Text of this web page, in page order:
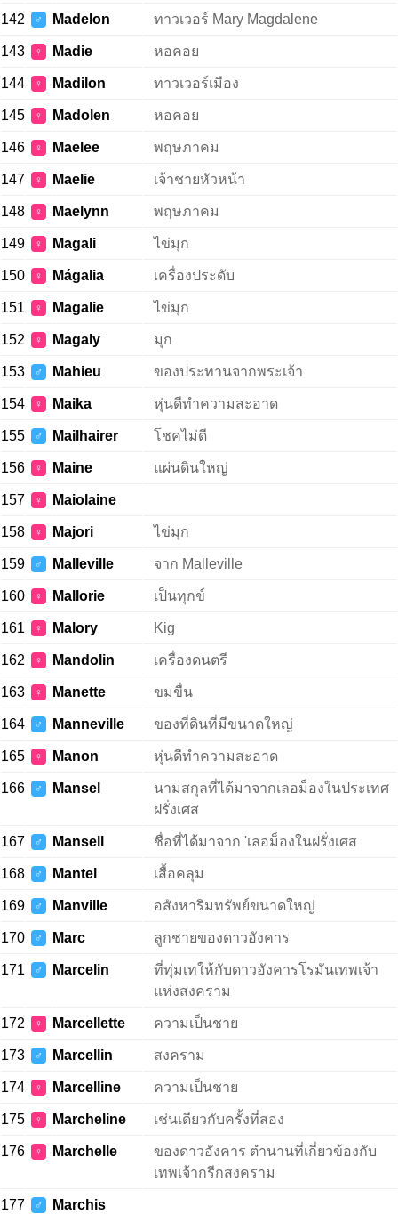
142 ♂ Madelon ทาวเวอร์ Mary Magdalene
143 ♀ Madie หอคอย
144 ♀ Madilon ทาวเวอร์เมือง
145 ♀ Madolen หอคอย
146 ♀ Maelee พฤษภาคม
147 ♀ Maelie เจ้าชายหัวหน้า
148 ♀ Maelynn พฤษภาคม
149 ♀ Magali ไข่มุก
150 ♀ Mágalia เครื่องประดับ
151 ♀ Magalie ไข่มุก
152 ♀ Magaly มุก
153 ♂ Mahieu ของประทานจากพระเจ้า
154 ♀ Maika หุ่นดีทำความสะอาด
155 ♂ Mailhairer โชคไม่ดี
156 ♀ Maine แผ่นดินใหญ่
157 ♀ Maiolaine
158 ♀ Majori ไข่มุก
159 ♂ Malleville จาก Malleville
160 ♀ Mallorie เป็นทุกข์
161 ♀ Malory Kig
162 ♀ Mandolin เครื่องดนตรี
163 ♀ Manette ขมขื่น
164 ♂ Manneville ของที่ดินที่มีขนาดใหญ่
165 ♀ Manon หุ่นดีทำความสะอาด
166 ♂ Mansel
นามสกุลที่ได้มาจากเลอม็องในประเทศ
ฝรั่งเศส
167 ♂ Mansell ชื่อที่ได้มาจาก 'เลอม็องในฝรั่งเศส
168 ♂ Mantel เสื้อคลุม
169 ♂ Manville อสังหาริมทรัพย์ขนาดใหญ่
170 ♂ Marc ลูกชายของดาวอังคาร
171 ♂ Marcelin
ที่ทุ่มเทให้กับดาวอังคารโรมันเทพเจ้า
แห่งสงคราม
172 ♀ Marcellette ความเป็นชาย
173 ♂ Marcellin สงคราม
174 ♀ Marcelline ความเป็นชาย
175 ♀ Marcheline เช่นเดียวกับครั้งที่สอง
176 ♀ Marchelle
ของดาวอังคาร ตำนานที่เกี่ยวข้องกับ
เทพเจ้ากรีกสงคราม
177 ♂ Marchis